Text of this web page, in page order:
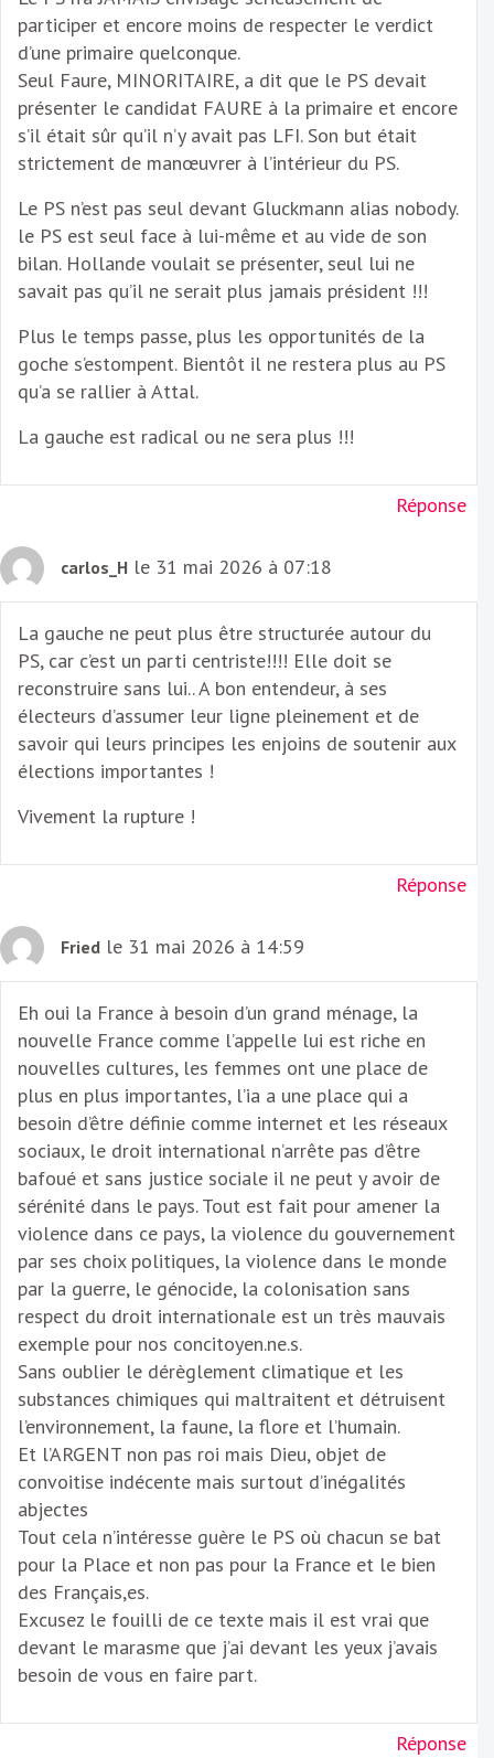
participer et encore moins de respecter le verdict
d’une primaire quelconque.
Seul Faure, MINORITAIRE, a dit que le PS devait
présenter le candidat FAURE à la primaire et encore
s’il était sûr qu’il n’y avait pas LFI. Son but était
strictement de manœuvrer à l’intérieur du PS.
Le PS n’est pas seul devant Gluckmann alias nobody.
le PS est seul face à lui-même et au vide de son
bilan. Hollande voulait se présenter, seul lui ne
savait pas qu’il ne serait plus jamais président !!!
Plus le temps passe, plus les opportunités de la
goche s’estompent. Bientôt il ne restera plus au PS
qu’a se rallier à Attal.
La gauche est radical ou ne sera plus !!!
Réponse
carlos_H le 31 mai 2026 à 07:18
La gauche ne peut plus être structurée autour du
PS, car c’est un parti centriste!!!! Elle doit se
reconstruire sans lui.. A bon entendeur, à ses
électeurs d’assumer leur ligne pleinement et de
savoir qui leurs principes les enjoins de soutenir aux
élections importantes !
Vivement la rupture !
Réponse
Fried le 31 mai 2026 à 14:59
Eh oui la France à besoin d’un grand ménage, la
nouvelle France comme l’appelle lui est riche en
nouvelles cultures, les femmes ont une place de
plus en plus importantes, l’ia a une place qui a
besoin d’être définie comme internet et les réseaux
sociaux, le droit international n’arrête pas d’être
bafoué et sans justice sociale il ne peut y avoir de
sérénité dans le pays. Tout est fait pour amener la
violence dans ce pays, la violence du gouvernement
par ses choix politiques, la violence dans le monde
par la guerre, le génocide, la colonisation sans
respect du droit internationale est un très mauvais
exemple pour nos concitoyen.ne.s.
Sans oublier le dérèglement climatique et les
substances chimiques qui maltraitent et détruisent
l’environnement, la faune, la flore et l’humain.
Et l’ARGENT non pas roi mais Dieu, objet de
convoitise indécente mais surtout d’inégalités
abjectes
Tout cela n’intéresse guère le PS où chacun se bat
pour la Place et non pas pour la France et le bien
des Français,es.
Excusez le fouilli de ce texte mais il est vrai que
devant le marasme que j’ai devant les yeux j’avais
besoin de vous en faire part.
Réponse